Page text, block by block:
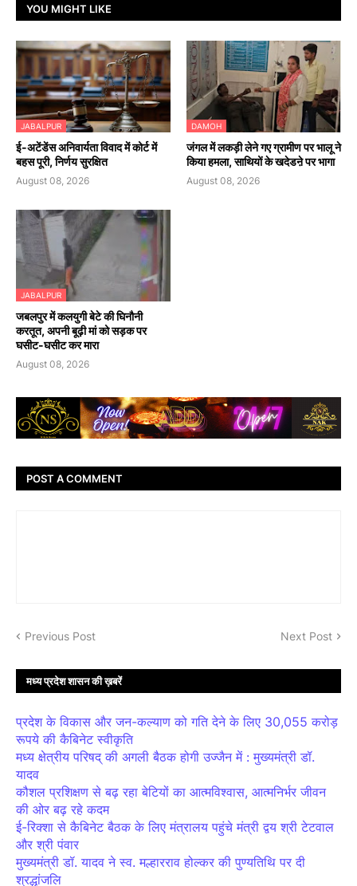
YOU MIGHT LIKE
JABALPUR
​ई-अटेंडेंस अनिवार्यता विवाद में कोर्ट में
बहस पूरी, निर्णय सुरक्षित
August 08, 2026
DAMOH
जंगल में लकड़ी लेने गए ग्रामीण पर भालू ने
किया हमला, साथियों के खदेडऩे पर भागा
August 08, 2026
JABALPUR
जबलपुर में कलयुगी बेटे की घिनौनी
करतूत, अपनी बूढ़ी मां को सड़क पर
घसीट-घसीट कर मारा
August 08, 2026
POST A COMMENT
Previous Post Next Post
मध्य प्रदेश शासन की ख़बरें
प्रदेश के विकास और जन-कल्याण को गति देने के लिए 30,055 करोड़
रूपये की कैबिनेट स्वीकृति
मध्य क्षेत्रीय परिषद् की अगली बैठक होगी उज्जैन में : मुख्यमंत्री डॉ.
यादव
कौशल प्रशिक्षण से बढ़ रहा बेटियों का आत्मविश्वास, आत्मनिर्भर जीवन
की ओर बढ़ रहे कदम
ई-रिक्शा से कैबिनेट बैठक के लिए मंत्रालय पहुंचे मंत्री द्वय श्री टेटवाल
और श्री पंवार
मुख्यमंत्री डॉ. यादव ने स्व. मल्हारराव होल्कर की पुण्यतिथि पर दी
श्रद्धांजलि